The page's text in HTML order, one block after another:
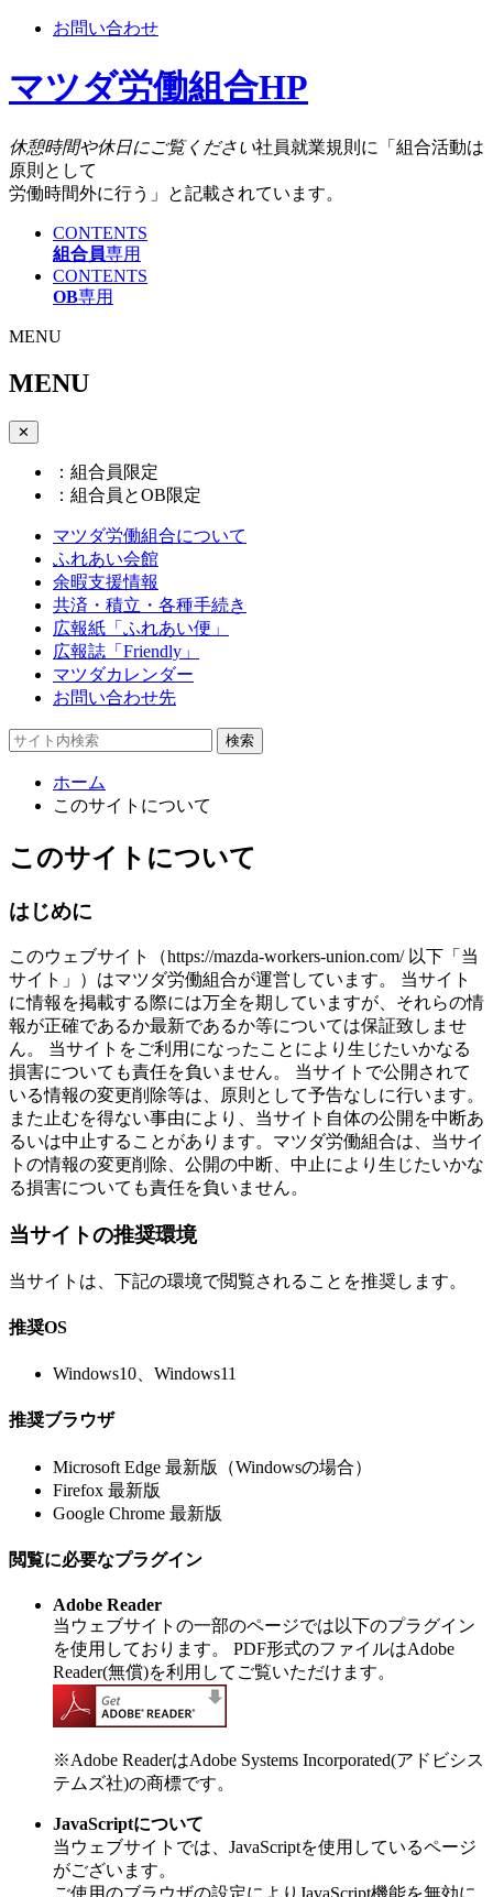
お問い合わせ
マツダ労働組合HP
休憩時間や休日にご覧ください社員就業規則に「組合活動は
原則として
労働時間外に行う」と記載されています。
CONTENTS
組合員専用
CONTENTS
OB専用
MENU
MENU
✕
：組合員限定
：組合員とOB限定
マツダ労働組合について
ふれあい会館
余暇支援情報
共済・積立・各種手続き
広報紙「ふれあい便」
広報誌「Friendly」
マツダカレンダー
お問い合わせ先
ホーム
このサイトについて
このサイトについて
はじめに
このウェブサイト（https://mazda-workers-union.com/ 以下「当
サイト」）はマツダ労働組合が運営しています。 当サイト
に情報を掲載する際には万全を期していますが、それらの情
報が正確であるか最新であるか等については保証致しませ
ん。 当サイトをご利用になったことにより生じたいかなる
損害についても責任を負いません。 当サイトで公開されて
いる情報の変更削除等は、原則として予告なしに行います。
また止むを得ない事由により、当サイト自体の公開を中断あ
るいは中止することがあります。マツダ労働組合は、当サイ
トの情報の変更削除、公開の中断、中止により生じたいかな
る損害についても責任を負いません。
当サイトの推奨環境
当サイトは、下記の環境で閲覧されることを推奨します。
推奨OS
Windows10、Windows11
推奨ブラウザ
Microsoft Edge 最新版（Windowsの場合）
Firefox 最新版
Google Chrome 最新版
閲覧に必要なプラグイン
Adobe Reader
当ウェブサイトの一部のページでは以下のプラグイン
を使用しております。 PDF形式のファイルはAdobe
Reader(無償)を利用してご覧いただけます。
※Adobe ReaderはAdobe Systems Incorporated(アドビシス
テムズ社)の商標です。
JavaScriptについて
当ウェブサイトでは、JavaScriptを使用しているページ
がございます。